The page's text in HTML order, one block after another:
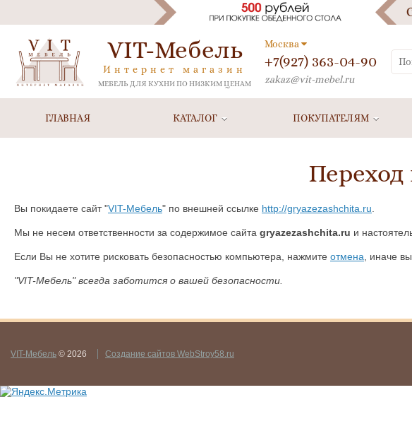
VIT-Мебель
Интернет магазин
МЕБЕЛЬ ДЛЯ КУХНИ ПО НИЗКИМ ЦЕНАМ
Москва
+7(927) 363-04-90
zakaz@vit-mebel.ru
ГЛАВНАЯ КАТАЛОГ ПОКУПАТЕЛЯМ
Вы покидаете сайт "VIT-Мебель" по внешней ссылке http://gryazezashchita.ru
Мы не несем ответственности за содержимое сайта gryazezashchita.ru и
Если Вы не хотите рисковать безопасностью компьютера, нажмите отмена , иначе
"VIT-Мебель" всегда заботится о вашей безопасности.
VIT-Мебель © 2026 Создание сайтов WebStroy58.ru